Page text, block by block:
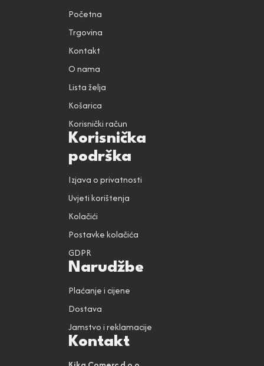
Početna
Trgovina
Kontakt
O nama
Lista želja
Košarica
Korisnički račun
Korisnička
podrška
Izjava o privatnosti
Uvjeti korištenja
Kolačići
Postavke kolačića
GDPR
Narudžbe
Plaćanje i cijene
Dostava
Jamstvo i reklamacije
Kontakt